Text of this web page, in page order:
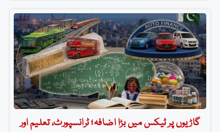
گاڑیوں پر ٹیکس میں بڑا اضافہ؛ ٹرانسپورٹ، تعلیم اور